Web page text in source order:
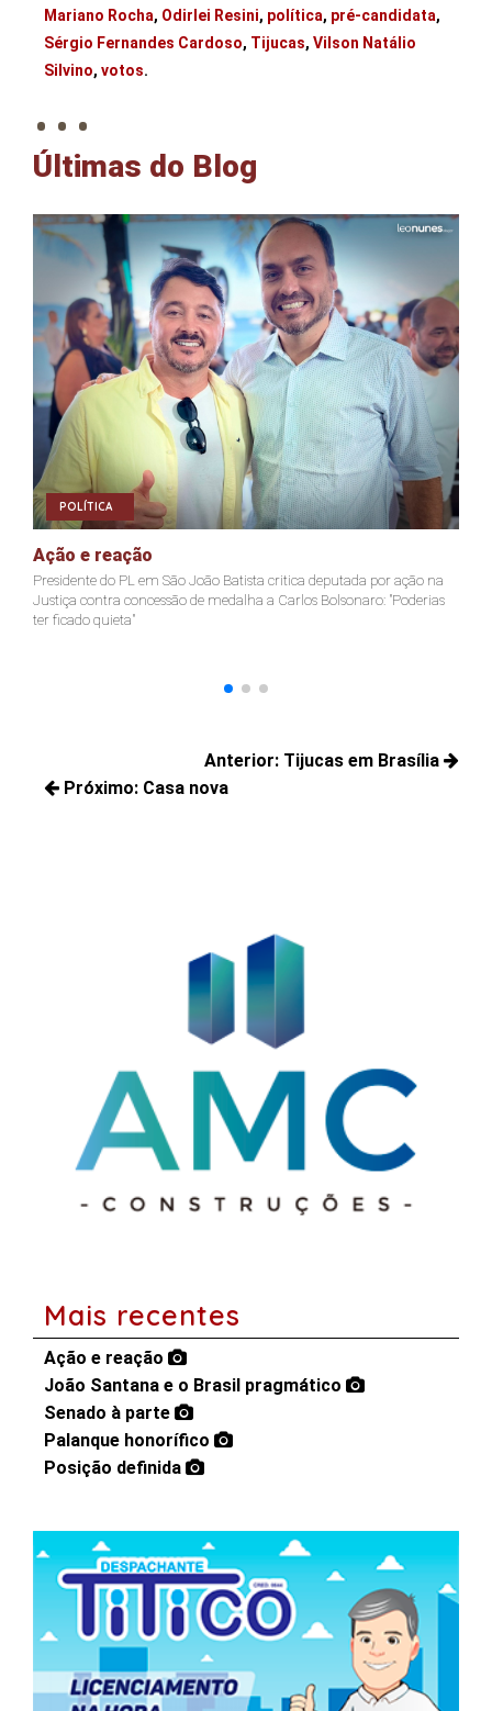
Mariano Rocha, Odirlei Resini, política, pré-candidata,
Sérgio Fernandes Cardoso, Tijucas, Vilson Natálio
Silvino, votos.
. . .
Últimas do Blog
POLÍTICA
Ação e reação
Presidente do PL em São João Batista critica deputada por ação na
Justiça contra concessão de medalha a Carlos Bolsonaro: "Poderias
ter ficado quieta"
Navegação
de
Anterior: Tijucas em Brasília
Próximo: Casa nova
Mais recentes
Ação e reação
João Santana e o Brasil pragmático
Senado à parte
Palanque honorífico
Posição definida